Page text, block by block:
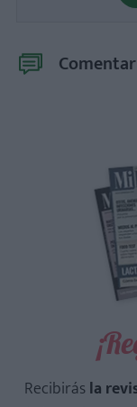
Recibirásla